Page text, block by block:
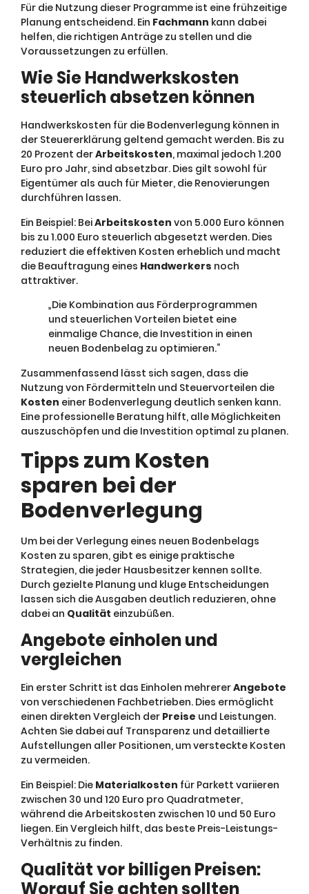
Für die Nutzung dieser Programme ist eine frühzeitige
Planung entscheidend. Ein Fachmann kann dabei
helfen, die richtigen Anträge zu stellen und die
Voraussetzungen zu erfüllen.
Wie Sie Handwerkskosten
steuerlich absetzen können
Handwerkskosten für die Bodenverlegung können in
der Steuererklärung geltend gemacht werden. Bis zu
20 Prozent derArbeitskosten, maximal jedoch 1.200
Euro pro Jahr, sind absetzbar. Dies gilt sowohl für
Eigentümer als auch für Mieter, die Renovierungen
durchführen lassen.
Ein Beispiel: BeiArbeitskosten von 5.000 Euro können
bis zu 1.000 Euro steuerlich abgesetzt werden. Dies
reduziert die effektiven Kosten erheblich und macht
die Beauftragung eines Handwerkers noch
attraktiver.
„Die Kombination aus Förderprogrammen
und steuerlichen Vorteilen bietet eine
einmalige Chance, die Investition in einen
neuen Bodenbelag zu optimieren.“
Zusammenfassend lässt sich sagen, dass die
Nutzung von Fördermitteln und Steuervorteilen die
Kosten einer Bodenverlegung deutlich senken kann.
Eine professionelle Beratung hilft, alle Möglichkeiten
auszuschöpfen und die Investition optimal zu planen.
Tipps zum Kosten
sparen bei der
Bodenverlegung
Um bei der Verlegung eines neuen Bodenbelags
Kosten zu sparen, gibt es einige praktische
Strategien, die jeder Hausbesitzer kennen sollte.
Durch gezielte Planung und kluge Entscheidungen
lassen sich die Ausgaben deutlich reduzieren, ohne
dabei an Qualität einzubüßen.
Angebote einholen und
vergleichen
Ein erster Schritt ist das Einholen mehrererAngebote
von verschiedenen Fachbetrieben. Dies ermöglicht
einen direkten Vergleich der Preise und Leistungen.
Achten Sie dabei auf Transparenz und detaillierte
Aufstellungen aller Positionen, um versteckte Kosten
zu vermeiden.
Ein Beispiel: Die Materialkosten für Parkett variieren
zwischen 30 und 120 Euro pro Quadratmeter,
während die Arbeitskosten zwischen 10 und 50 Euro
liegen. Ein Vergleich hilft, das beste Preis-Leistungs-
Verhältnis zu finden.
Qualität vor billigen Preisen:
Worauf Sie achten sollten